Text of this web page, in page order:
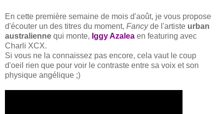
En cette première semaine de mois d'août, je vous propose
d'écouter un des titres du moment, Fancyde l'artiste urban
australienne qui monte, Iggy Azalea en featuring avec
Charli XCX.
Si vous ne la connaissez pas encore, cela vaut le coup
d'oeil rien que pour voir le contraste entre sa voix et son
physique angélique ;)